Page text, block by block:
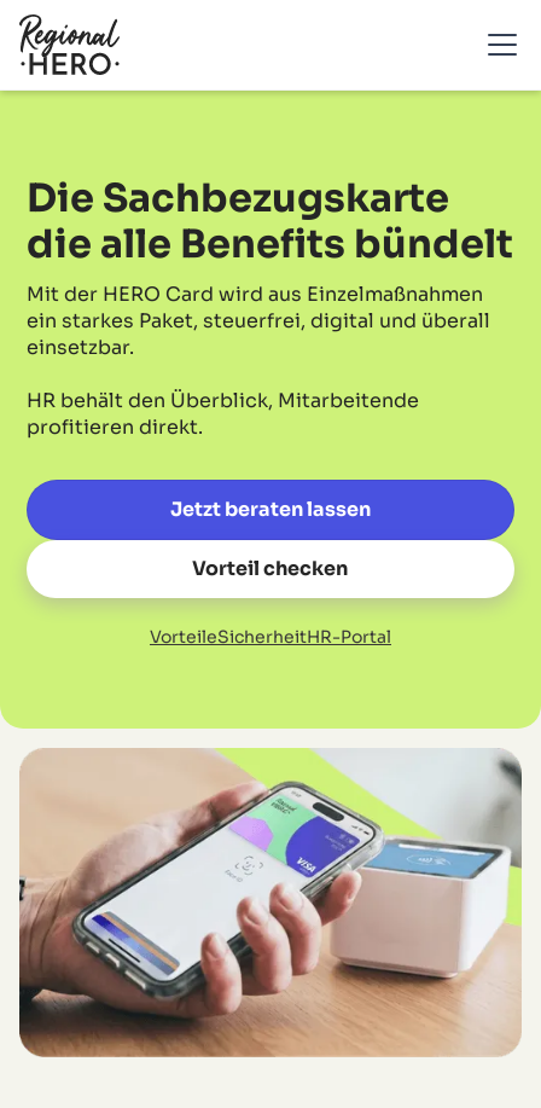
Die Sachbezugskarte
die alle Benefits bündelt
Mit der HERO Card wird aus Einzelmaßnahmen
ein starkes Paket, steuerfrei, digital und überall
einsetzbar.
HR behält den Überblick, Mitarbeitende
profitieren direkt.
Jetzt beraten lassen
Vorteil checken
VorteileSicherheitHR-Portal